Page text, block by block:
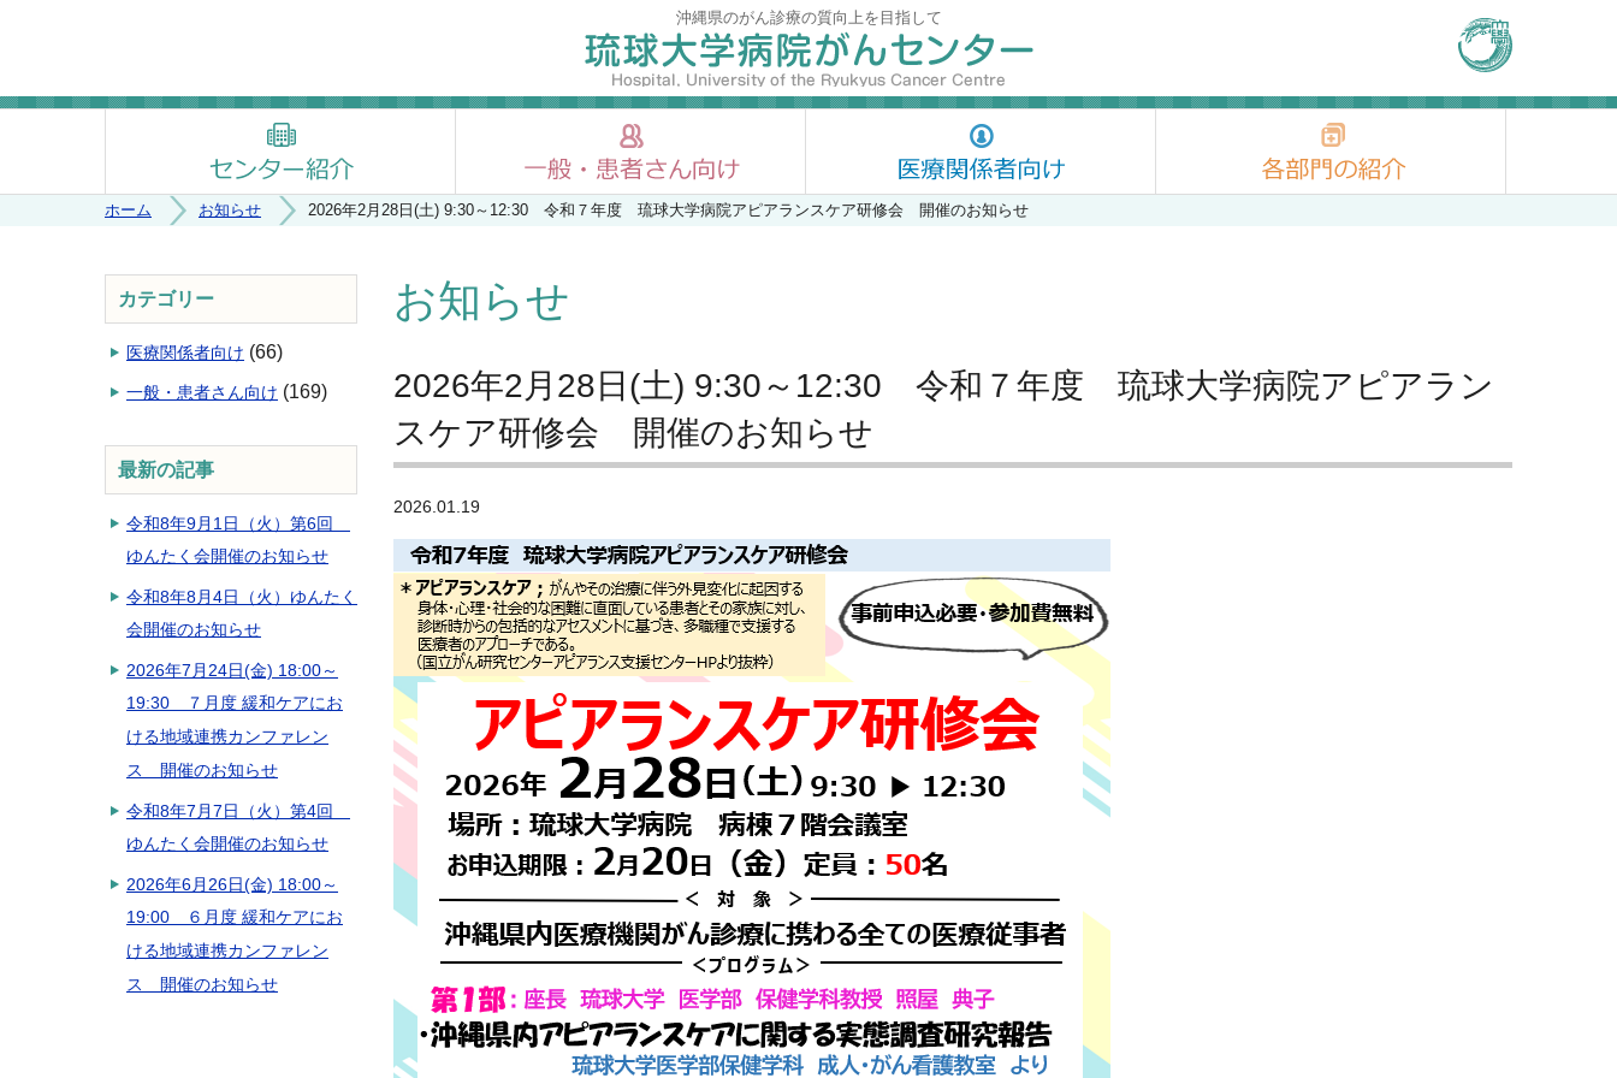
沖縄県のがん診療の質向上を目指して
ホーム お知らせ 2026年2月28日(土) 9:30～12:30 令和７年度 琉球大学病院アピアランスケア研修会 開催のお知らせ
お知らせ
2026年2月28日(土) 9:30～12:30 令和７年度 琉球大学病院アピアラン
スケア研修会 開催のお知らせ
2026.01.19
カテゴリー
医療関係者向け (66)
一般・患者さん向け (169)
最新の記事
令和8年9月1日（火）第6回
ゆんたく会開催のお知らせ
令和8年8月4日（火）ゆんたく
会開催のお知らせ
2026年7月24日(金) 18:00～
19:30 ７月度 緩和ケアにお
ける地域連携カンファレン
ス 開催のお知らせ
令和8年7月7日（火）第4回
ゆんたく会開催のお知らせ
2026年6月26日(金) 18:00～
19:00 ６月度 緩和ケアにお
ける地域連携カンファレン
ス 開催のお知らせ